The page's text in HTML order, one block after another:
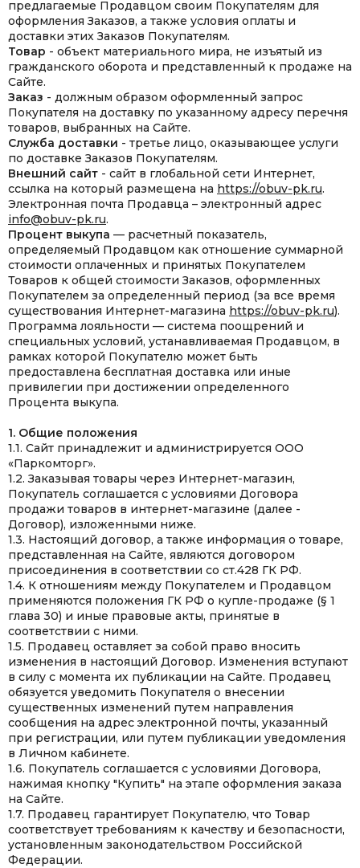
предлагаемые Продавцом своим Покупателям для
оформления Заказов, а также условия оплаты и
доставки этих Заказов Покупателям.
Товар - объект материального мира, не изъятый из
гражданского оборота и представленный к продаже на
Сайте.
Заказ - должным образом оформленный запрос
Покупателя на доставку по указанному адресу перечня
товаров, выбранных на Сайте.
Служба доставки - третье лицо, оказывающее услуги
по доставке Заказов Покупателям.
Внешний сайт - сайт в глобальной сети Интернет,
ссылка на который размещена на https://obuv-pk.ru.
Электронная почта Продавца – электронный адрес
info@obuv-pk.ru.
Процент выкупа — расчетный показатель,
определяемый Продавцом как отношение суммарной
стоимости оплаченных и принятых Покупателем
Товаров к общей стоимости Заказов, оформленных
Покупателем за определенный период (за все время
существования Интернет-магазина https://obuv-pk.ru).
Программа лояльности — система поощрений и
специальных условий, устанавливаемая Продавцом, в
рамках которой Покупателю может быть
предоставлена бесплатная доставка или иные
привилегии при достижении определенного
Процента выкупа.
1. Общие положения
1.1. Сайт принадлежит и администрируется ООО
«Паркомторг».
1.2. Заказывая товары через Интернет-магазин,
Покупатель соглашается с условиями Договора
продажи товаров в интернет-магазине (далее -
Договор), изложенными ниже.
1.3. Настоящий договор, а также информация о товаре,
представленная на Сайте, являются договором
присоединения в соответствии со ст.428 ГК РФ.
1.4. К отношениям между Покупателем и Продавцом
применяются положения ГК РФ о купле-продаже (§ 1
глава 30) и иные правовые акты, принятые в
соответствии с ними.
1.5. Продавец оставляет за собой право вносить
изменения в настоящий Договор. Изменения вступают
в силу с момента их публикации на Сайте. Продавец
обязуется уведомить Покупателя о внесении
существенных изменений путем направления
сообщения на адрес электронной почты, указанный
при регистрации, или путем публикации уведомления
в Личном кабинете.
1.6. Покупатель соглашается с условиями Договора,
нажимая кнопку "Купить" на этапе оформления заказа
на Сайте.
1.7. Продавец гарантирует Покупателю, что Товар
соответствует требованиям к качеству и безопасности,
установленным законодательством Российской
Федерации.